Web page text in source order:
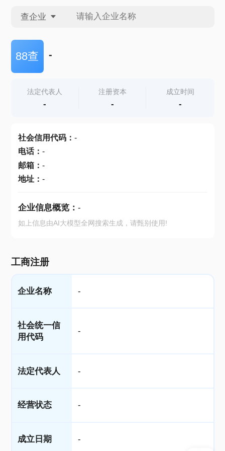
查企业
查企业
查产地
88查 -
法定代表人
-
注册资本
-
成立时间
-
社会信用代码： -
电话： -
邮箱： -
地址： -
企业信息概览： -
如上信息由AI大模型全网搜索生成，请甄别使用!
工商注册
企业名称 -
社会统一信
用代码
-
法定代表人 -
经营状态 -
成立日期 -